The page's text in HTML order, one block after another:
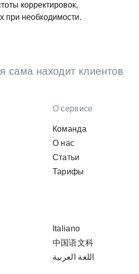
корректировок,
при необходимости.
сама находит клиентов
О сервисе
Команда
О нас
Статьи
Тарифы
Italiano
中国语文科
اللغة العربية